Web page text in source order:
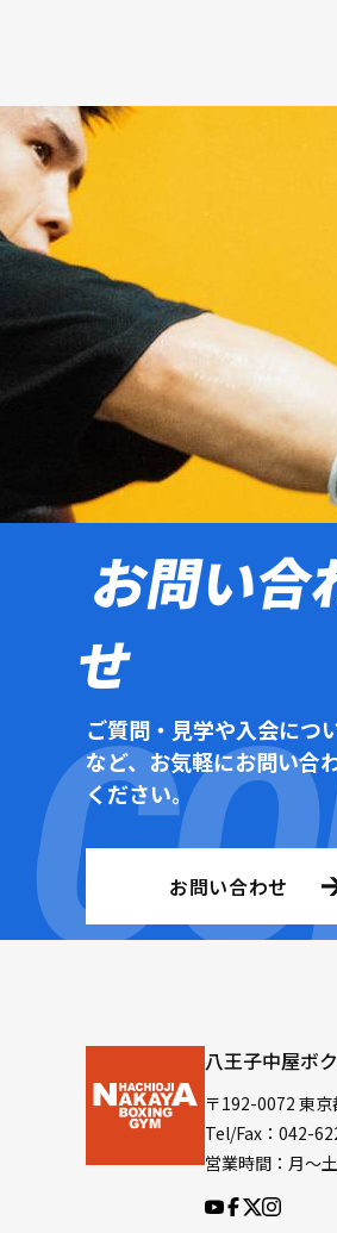
お問い合
せ
ご質問・見学や入会につ
など、お気軽にお問い合
ください。
お問い合わせ
八王子中屋ボ
〒192-0072 東
Tel/Fax：042-
営業時間：月〜